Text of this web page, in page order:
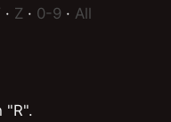
· Z · 0-9 · All
"R".